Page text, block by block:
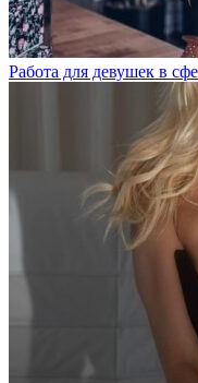
Работа для девушек в